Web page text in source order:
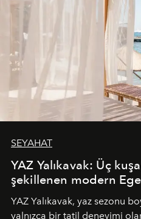
SEYAHAT
YAZ Yalıkavak: Üç
şekillenen modern Ege
YAZ Yalıkavak, yaz sezonu
yalnızca bir tatil deneyimi